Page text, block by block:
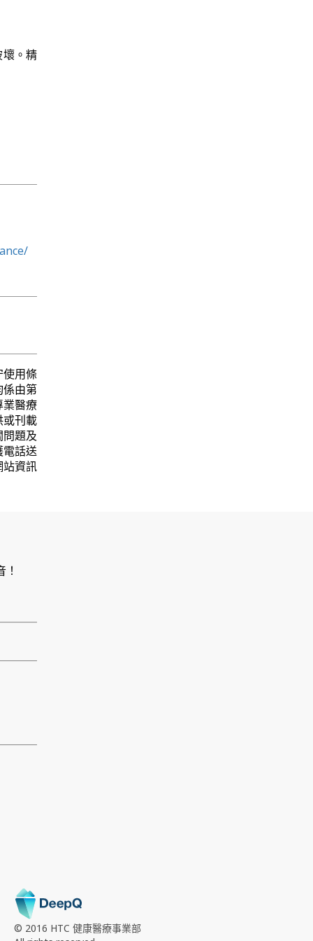
。精
使用條
由第
醫療
刊載
題及
話送
資訊
© 2016 HTC 健康醫療事業部